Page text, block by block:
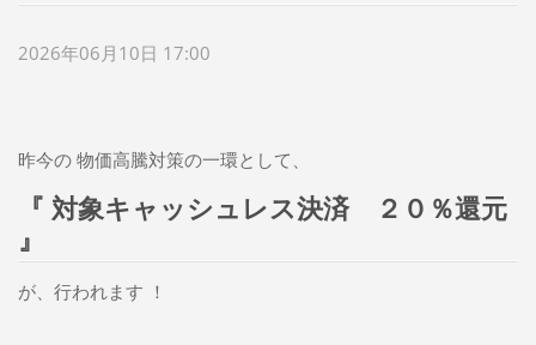
2026年06月10日 17:00
昨今の 物価高騰対策の一環として、
『 対象キャッシュレス決済 ２０％還元
』
が、行われます ！